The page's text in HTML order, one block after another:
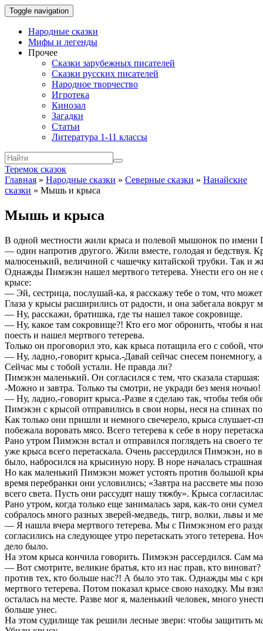
Toggle navigation
Народные сказки
Мифы и легенды
Прочее
Сказки зарубежных писателей
Сказки русских писателей
Народное творчество
Игротека
Кинозал
Загадки
Статьи
Литература 1-11 классы
Теремок сказок
Главная » Народные сказки » Северные сказки » Нанайские
сказки » Мышь и крыса
Мышь и крыса
В одной местности жили крыса и полевой мышонок по имени
— один напротив другого. Жили вместе, голодая и бедствуя.
малюсенький, величиной с чашечку китайской трубки. Так и
Однажды Пимэкэн нашел мертвого тетерева. Унести его он не
крысе:
— Эй, сестрица, послушай-ка, я расскажу тебе о том, что
Глаза у крысы расширились от радости, и она забегала вокруг
— Ну, расскажи, братишка, где ты нашел такое сокровище.
— Ну, какое там сокровище?! Кто его мог обронить, чтобы я
поесть и нашел мертвого тетерева.
Только он проговорил это, как крыса потащила его с собой,
— Ну, ладно,-говорит крыса.-Давай сейчас снесем понемногу,
Сейчас мы с тобой устали. Не правда ли?
Пимэкэн маленький. Он согласился с тем, что сказала старшая:
-Можно и завтра. Только ты смотри, не укради без меня ночью!
— Ну, ладно,-говорит крыса.-Разве я сделаю так, чтобы тебя
Пимэкэн с крысой отправились в свои норы, неся на спинах
Как только они пришли и немного свечерело, крыса слушает-
побежала воровать мясо. Всего тетерева к себе в нору
Рано утром Пимэкэн встал и отправился поглядеть на своего
уже крыса всего перетаскала. Очень рассердился Пимэкэн, но
было, набросился на крысиную нору. В норе началась страшная
Но как маленький Пимэкэн может устоять против большой
время перебранки они условились; «Завтра на рассвете мы
всего света. Пусть они рассудят нашу тяжбу». Крыса
Рано утром, когда только еще занималась заря, как-то они
собралось много разных зверей-медведь, тигр, волки, львы и
— Я нашла вчера мертвого тетерева. Мы с Пимэкэном его
согласились на следующее утро перетаскать этого тетерева.
дело было.
На этом крыса кончила говорить. Пимэкэн рассердился. Сам
— Вот смотрите, великие братья, кто из нас прав, кто
против тех, кто больше нас?! А было это так. Однажды мы с
мертвого тетерева. Потом показал крысе свою находку. Мы
осталась на месте. Разве мог я, маленький человек, много
больше унес.
На этом судилище так решили лесные звери: чтобы защитить